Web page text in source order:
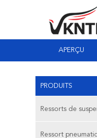
APERÇU
PRODUITS
Ressorts de
Ressort